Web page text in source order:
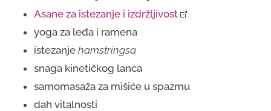
Asane za istezanje i izdržljivost
yoga za leđa i ramena
istezanje hamstringsa
snaga kinetičkog lanca
samomasaža za mišiće u spazmu
dah vitalnosti